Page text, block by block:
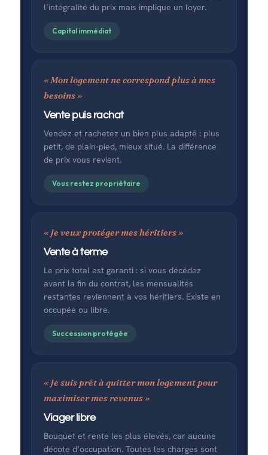
l’intégralité du prix mais implique un loyer.
Capital immédiat
« Mon logement ne correspond plus à mes
besoins »
Vente puis rachat
Vendez et rachetez un bien plus adapté : plus
petit, de plain-pied, mieux situé. La différence
de prix vous revient.
Vous restez propriétaire
« Je veux protéger mes héritiers »
Vente à terme
Le prix total est garanti : si vous décédez
avant la fin du contrat, les mensualités
restantes reviennent à vos héritiers. Existe en
occupée ou libre.
Succession protégée
« Je suis prêt à quitter mon logement pour
maximiser mes revenus »
Viager libre
Bouquet et rente les plus élevés, car aucune
décote d’occupation. Toutes les charges sont